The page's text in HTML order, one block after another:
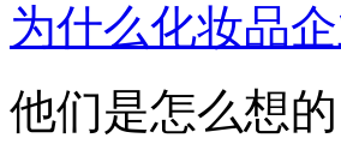
为什么化妆品
他们是怎么想的